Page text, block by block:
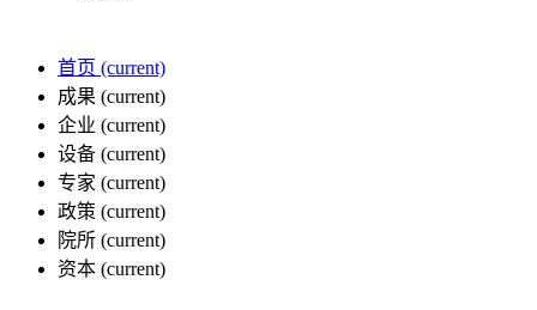
首页 (current)
成果 (current)
企业 (current)
设备 (current)
专家 (current)
政策 (current)
院所 (current)
资本 (current)